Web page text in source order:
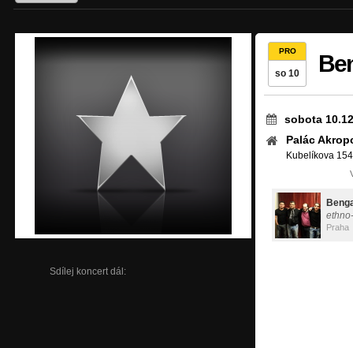
Sdílej koncert dál:
PRO
so 10
sobota
Palác
Kubelíkova
Praha